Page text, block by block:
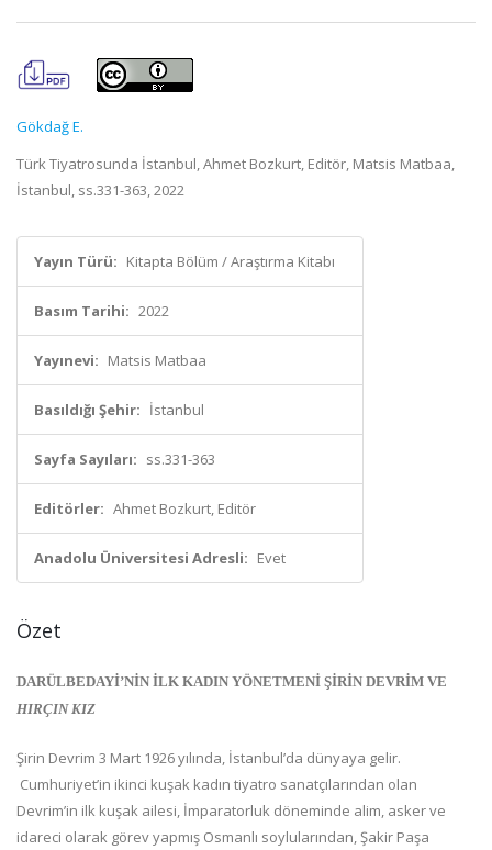
Gökdağ E.
Türk Tiyatrosunda İstanbul, Ahmet Bozkurt, Editör, Matsis Matbaa,
İstanbul, ss.331-363, 2022
Yayın Türü: Kitapta Bölüm / Araştırma Kitabı
Basım Tarihi: 2022
Yayınevi: Matsis Matbaa
Basıldığı Şehir: İstanbul
Sayfa Sayıları: ss.331-363
Editörler: Ahmet Bozkurt, Editör
Anadolu Üniversitesi Adresli: Evet
Özet
DARÜLBEDAYİ’NİN İLK KADIN YÖNETMENİ ŞİRİN DEVRİM VE
HIRÇIN KIZ
Şirin Devrim 3 Mart 1926 yılında, İstanbul’da dünyaya gelir.
Cumhuriyet’in ikinci kuşak kadın tiyatro sanatçılarından olan
Devrim’in ilk kuşak ailesi, İmparatorluk döneminde alim, asker ve
idareci olarak görev yapmış Osmanlı soylularından, Şakir Paşa